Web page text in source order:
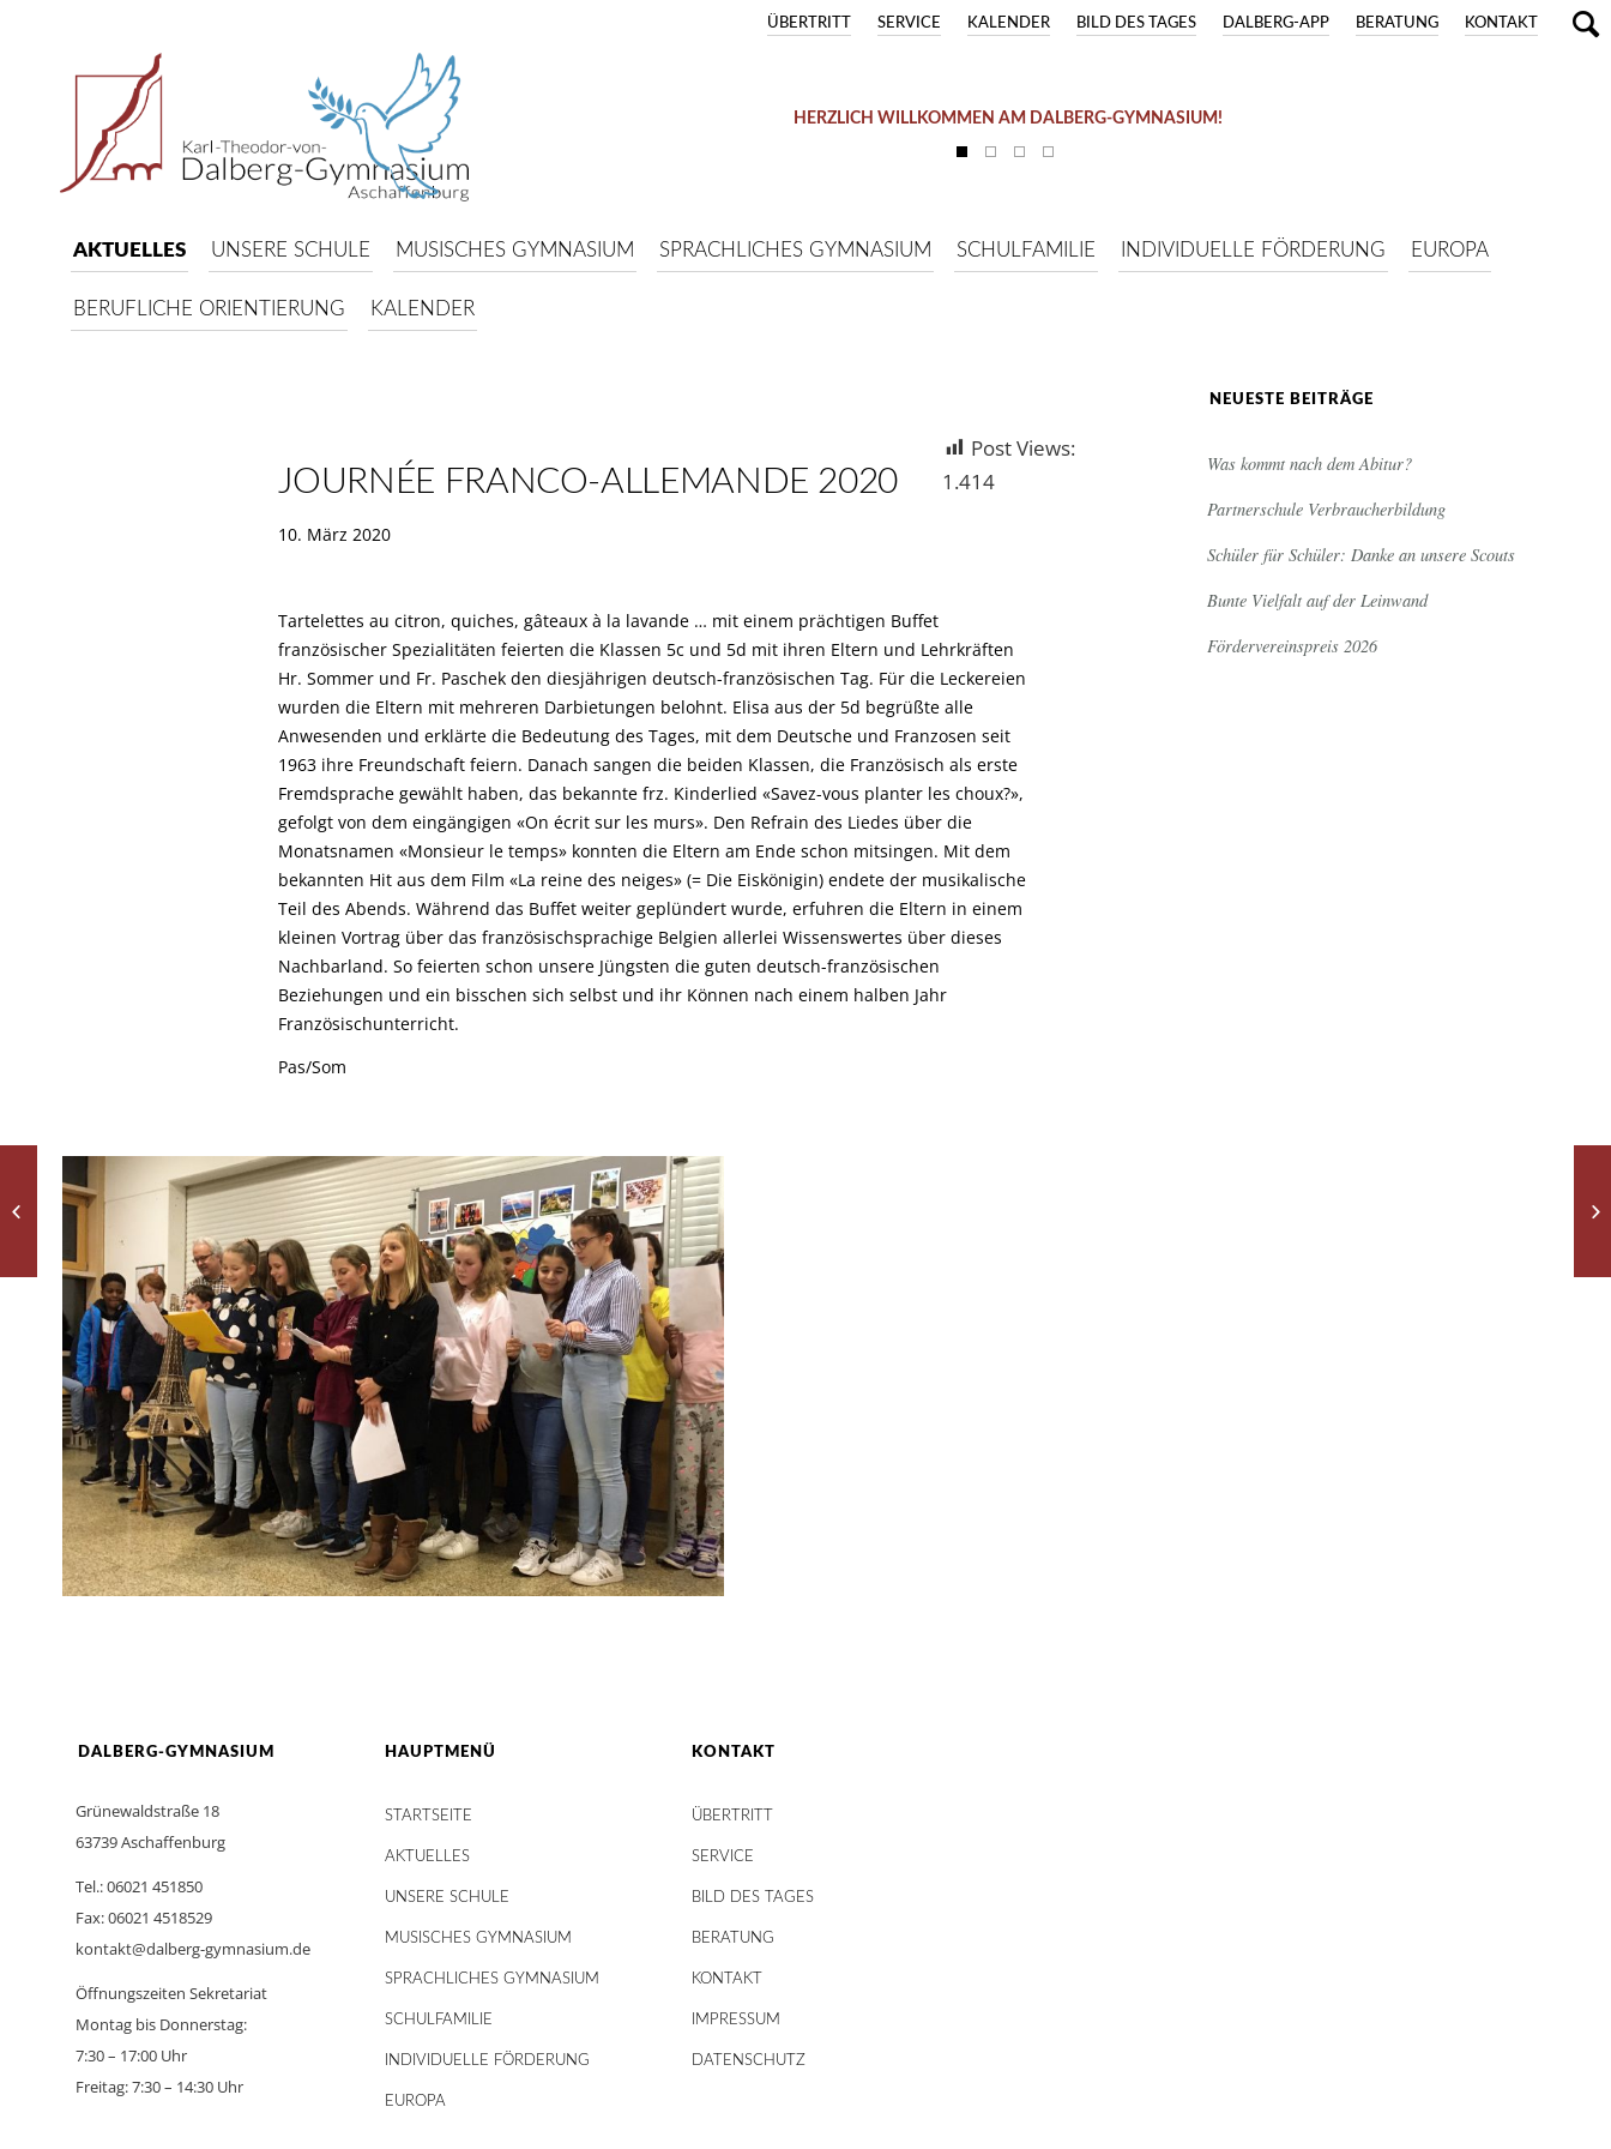
KONTAKT
BERATUNG
DALBERG-APP
BILD DES TAGES
KALENDER
SERVICE
ÜBERTRITT
HERZLICH WILLKOMMEN AM DALBERG-GYMNASIUM!
AKTUELLES UNSERE SCHULE MUSISCHES GYMNASIUM SPRACHLICHES GYMNASIUM SCHULFAMILIE INDIVIDUELLE FÖRDERUNG EUROPA
BERUFLICHE ORIENTIERUNG KALENDER
JOURNÉE FRANCO-ALLEMANDE 2020
10. März 2020
Tartelettes au citron, quiches, gâteaux à la lavande … mit einem prächtigen Buffet
französischer Spezialitäten feierten die Klassen 5c und 5d mit ihren Eltern und Lehrkräften
Hr. Sommer und Fr. Paschek den diesjährigen deutsch-französischen Tag. Für die Leckereien
wurden die Eltern mit mehreren Darbietungen belohnt. Elisa aus der 5d begrüßte alle
Anwesenden und erklärte die Bedeutung des Tages, mit dem Deutsche und Franzosen seit
1963 ihre Freundschaft feiern. Danach sangen die beiden Klassen, die Französisch als erste
Fremdsprache gewählt haben, das bekannte frz. Kinderlied «Savez-vous planter les choux?»,
gefolgt von dem eingängigen «On écrit sur les murs». Den Refrain des Liedes über die
Monatsnamen «Monsieur le temps» konnten die Eltern am Ende schon mitsingen. Mit dem
bekannten Hit aus dem Film «La reine des neiges» (= Die Eiskönigin) endete der musikalische
Teil des Abends. Während das Buffet weiter geplündert wurde, erfuhren die Eltern in einem
kleinen Vortrag über das französischsprachige Belgien allerlei Wissenswertes über dieses
Nachbarland. So feierten schon unsere Jüngsten die guten deutsch-französischen
Beziehungen und ein bisschen sich selbst und ihr Können nach einem halben Jahr
Französischunterricht.
Pas/Som
Post Views:
1.414
NEUESTE BEITRÄGE
Was kommt nach dem Abitur?
Partnerschule Verbraucherbildung
Schüler für Schüler: Danke an unsere Scouts
Bunte Vielfalt auf der Leinwand
Fördervereinspreis 2026
DALBERG-GYMNASIUM
Grünewaldstraße 18
63739 Aschaffenburg
Tel.: 06021 451850
Fax: 06021 4518529
kontakt@dalberg-gymnasium.de
Öffnungszeiten Sekretariat
Montag bis Donnerstag:
7:30 – 17:00 Uhr
Freitag: 7:30 – 14:30 Uhr
HAUPTMENÜ
STARTSEITE
AKTUELLES
UNSERE SCHULE
MUSISCHES GYMNASIUM
SPRACHLICHES GYMNASIUM
SCHULFAMILIE
INDIVIDUELLE FÖRDERUNG
EUROPA
KONTAKT
ÜBERTRITT
SERVICE
BILD DES TAGES
BERATUNG
KONTAKT
IMPRESSUM
DATENSCHUTZ
Heute: Infoabende in